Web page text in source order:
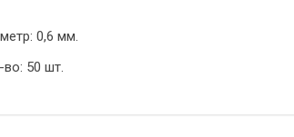
0,6 мм.
50 шт.